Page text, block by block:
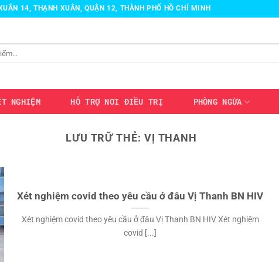
14, THẠNH XUÂN, QUẬN 12, THÀNH PHỐ HỒ CHÍ MINH
NGHIỆM HỖ TRỢ NƠI ĐIỀU TRỊ PHÒNG NGỪA
LƯU TRỮ THẺ: VỊ THANH
Xét nghiệm covid theo yêu cầu ở đâu Vị Thanh BN HIV
Xét nghiệm covid theo yêu cầu ở đâu Vị Thanh BN HIV Xét nghiệm
covid [...]